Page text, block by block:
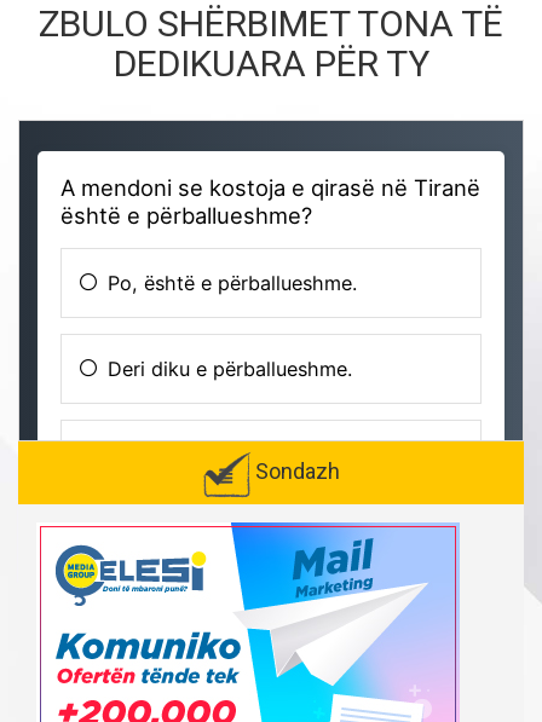
ZBULO SHËRBIMET TONA TË
DEDIKUARA PËR TY
Sondazh